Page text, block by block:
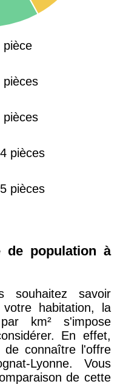
pièce
pièces
pièces
pièces
pièces
de population à
savoir
habitation, la
km² s'impose
En effet,
de connaître l'offre
Lyonne. Vous
de cette